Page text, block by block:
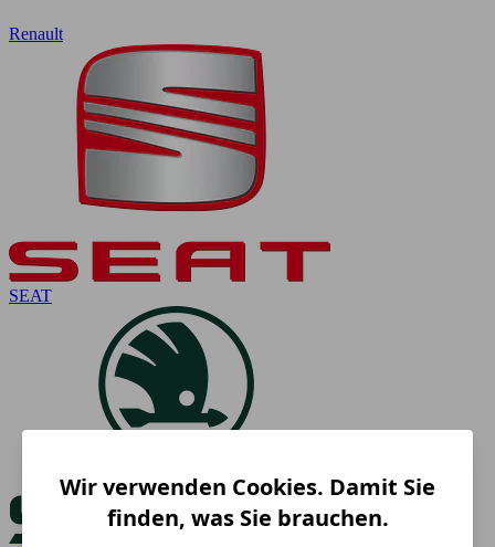
Renault
SEAT
Wir verwenden Cookies. Damit Sie
finden, was Sie brauchen.